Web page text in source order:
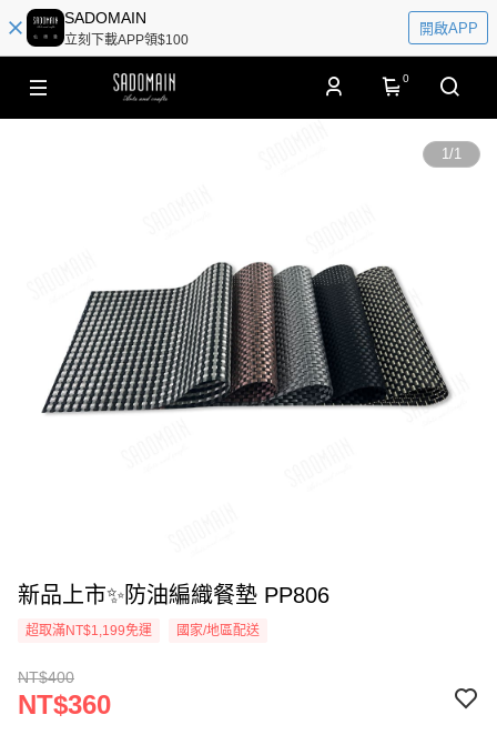
SADOMAIN
立刻下載APP領$100
開啟APP
0
1/1
新品上市✨防油編織餐墊 PP806
超取滿NT$1,199免運 國家/地區配送
NT$400
NT$360